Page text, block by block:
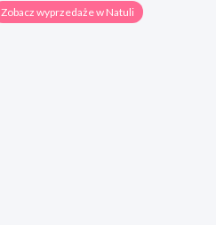
Zobacz wyprzedaże w Natuli